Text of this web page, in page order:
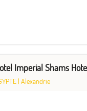
Imperial Shams
| Alexandrie